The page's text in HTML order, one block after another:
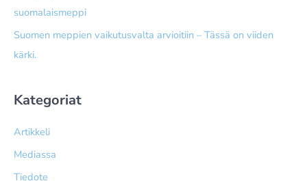
suomalaismeppi
Suomen meppien vaikutusvalta arvioitiin – Tässä on viiden
kärki.
Kategoriat
Artikkeli
Mediassa
Tiedote